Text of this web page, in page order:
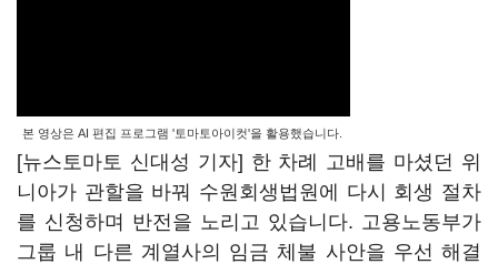
본 영상은 AI 편집 프로그램 '토마토아이컷'을 활용했습니다.
[뉴스토마토 신대성 기자] 한 차례 고배를 마셨던 위
니아가 관할을 바꿔 수원회생법원에 다시 회생 절차
를 신청하며 반전을 노리고 있습니다. 고용노동부가
그룹 내 다른 계열사의 임금 체불 사안을 우선 해결